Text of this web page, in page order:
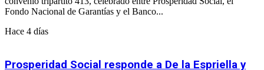
Fondo Nacional de Garantías y el Banco...
Hace 4 días
Prosperidad Social responde a De la Espriella y